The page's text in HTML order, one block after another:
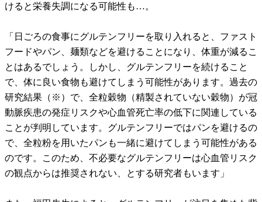
けると栄養失調になる可能性も…。
「日ごろの食事にグルテンフリーを取り入れると、ファスト
フードやパン、麺類などを避けることになり、体重が減るこ
とはあるでしょう。しかし、グルテンフリーを続けること
で、体に良い食物も避けてしまう可能性があります。過去の
研究結果（※）で、全粒穀物（精製されていない穀物）が冠
動脈疾患の発症リスクや心血管死亡率の低下に関連している
ことが判明しています。グルテンフリーではパンを避けるの
で、全粒粉を用いたパンも一緒に避けてしまう可能性がある
のです。このため、不必要なグルテンフリーは心血管リスク
の観点からは推奨されない、とする研究者もいます」